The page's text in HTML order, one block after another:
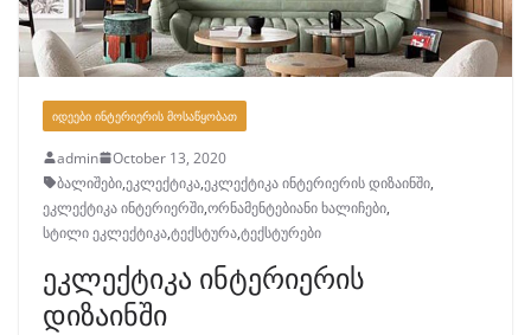
ᲘᲓᲔᲔᲑᲘ ᲘᲜᲢᲔᲠᲘᲔᲠᲘᲡ ᲛᲝᲡᲐᲬᲧᲝᲑᲐᲗ
admin
October 13, 2020
ბალიშები,ეკლექტიკა,ეკლექტიკა ინტერიერის დიზაინში,
ეკლექტიკა ინტერიერში,ორნამენტებიანი ხალიჩები,
სტილი ეკლექტიკა,ტექსტურა,ტექსტურები
ეკლექტიკა ინტერიერის
დიზაინში